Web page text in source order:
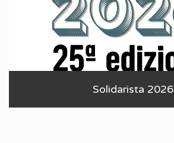
Solidarista 2026